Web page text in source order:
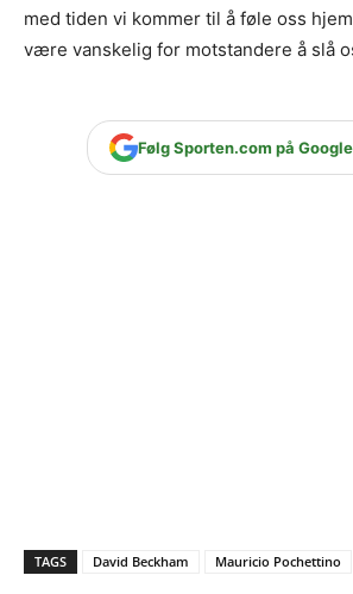
med tiden vi kommer til å føle oss
være vanskelig for motstandere å slå
Følg Sporten.com på
TAGS David Beckham Mauricio Pochettino